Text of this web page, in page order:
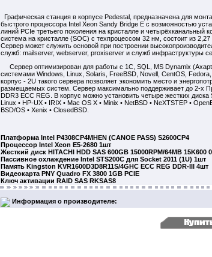
Графическая станция в корпусе Pedestal, предназначена для
быстрого процессора Intel Xeon Sandy Bridge E с возможностью
линий PCIe третьего поколения на кристалле и
система на кристалле (SOC) с техпроцессом 32 нм, состоит из
Сервер может служить основой при построении
служб: mailserver, webserver, proxiserver и служб инфраструктуры
Сервер оптимизирован для работы с 1С, SQL, MS Dynamix
системами Windows, Linux, Solaris, FreeBSD, Novell, CentOS,
корпус - 2U такого сервера позволяет экономить место и
размещаемых систем. Сервер максимально поддерживает до 2-х
DDR3 ECC REG. В корпус можно установить четыре жестких
Linux • HP-UX • IRIX • Mac OS X • Minix • NetBSD • NeXTSTEP •
BSD/OS • Xenix • ClosedBSD.
Платформа Intel P4308CP4MHEN (CANOE PASS) S2600CP4
Процессор Intel Xeon E5-2680 1шт
Жесткий диск HITACHI HDD SAS 600GB 15000RPM/64MB 15K600
Пассивное охлаждение Intel STS200C для Socket 2011 (1U) 1шт
Память Kingston KVR1600D3D8R11S/4GHC ECC REG DDR-III 4шт
Видеокарта PNY Quadro FX 3800 1GB PCIE
Ключ активации RAID SAS RKSAS8
Информация о производителе: